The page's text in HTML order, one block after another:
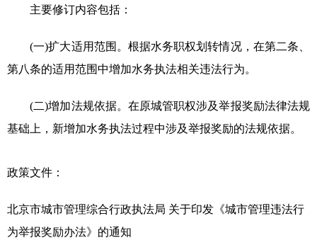
主要修订内容包括：
(一)扩大适用范围。根据水务职权划转情况，在第二条、
第八条的适用范围中增加水务执法相关违法行为。
(二)增加法规依据。在原城管职权涉及举报奖励法律法规
基础上，新增加水务执法过程中涉及举报奖励的法规依据。
政策文件：
北京市城市管理综合行政执法局 关于印发《城市管理违法行
为举报奖励办法》的通知